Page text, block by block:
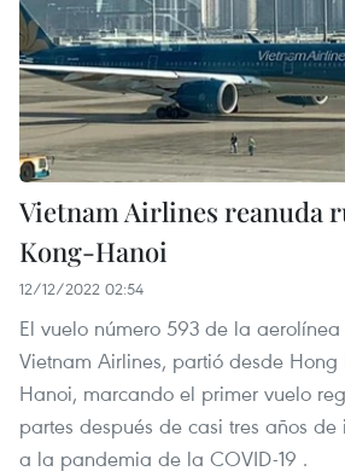
Vietnam Airlines reanuda
Kong-Hanoi
12/12/2022 02:54
El vuelo número 593 de la
Vietnam Airlines, partió desde
Hanoi, marcando el primer vuelo
partes después de casi tres años
a la pandemia de la COVID-19 .